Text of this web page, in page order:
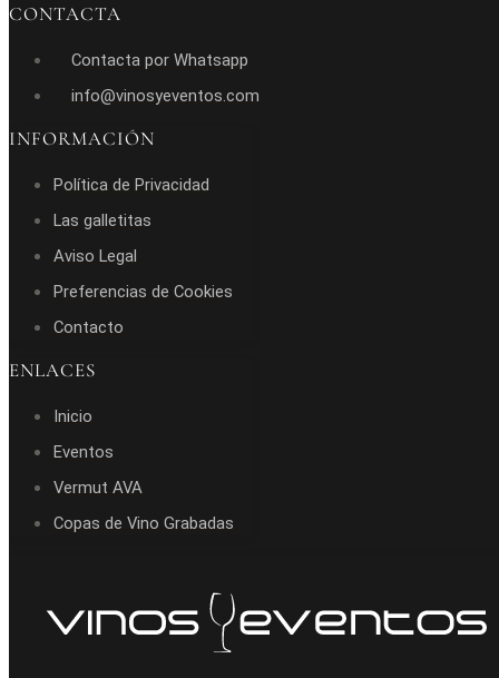
CONTACTA
Contacta por Whatsapp
info@vinosyeventos.com
INFORMACIÓN
Política de Privacidad
Las galletitas
Aviso Legal
Preferencias de Cookies
Contacto
ENLACES
Inicio
Eventos
Vermut AVA
Copas de Vino Grabadas